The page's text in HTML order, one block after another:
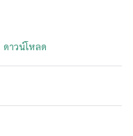
ดาวน์โหลด